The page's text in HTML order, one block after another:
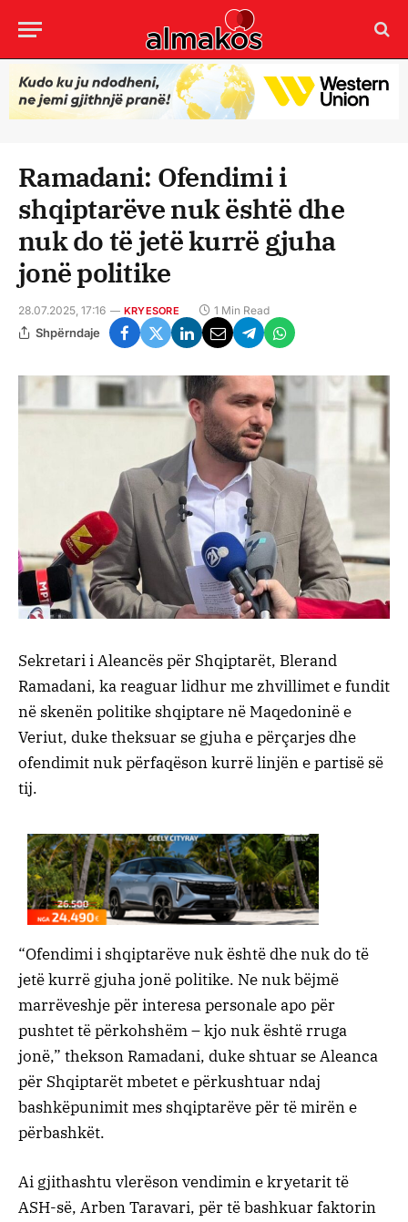
Ramadani: Ofendimi i
shqiptarëve nuk është dhe
nuk do të jetë kurrë gjuha
jonë politike
28.07.2025, 17:16 KRYESORE 1 Min Read
Shpërndaje
Sekretari i Aleancës për Shqiptarët, Blerand
Ramadani, ka reaguar lidhur me zhvillimet e fundit
në skenën politike shqiptare në Maqedoninë e
Veriut, duke theksuar se gjuha e përçarjes dhe
ofendimit nuk përfaqëson kurrë linjën e partisë së
tij.
“Ofendimi i shqiptarëve nuk është dhe nuk do të
jetë kurrë gjuha jonë politike. Ne nuk bëjmë
marrëveshje për interesa personale apo për
pushtet të përkohshëm – kjo nuk është rruga
jonë,” thekson Ramadani, duke shtuar se Aleanca
për Shqiptarët mbetet e përkushtuar ndaj
bashkëpunimit mes shqiptarëve për të mirën e
përbashkët.
Ai gjithashtu vlerëson vendimin e kryetarit të
ASH-së, Arben Taravari, për të bashkuar faktorin